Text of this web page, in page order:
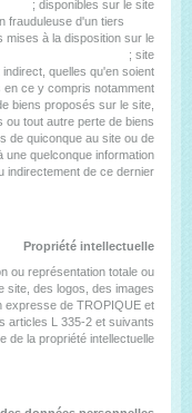
disponibles sur le site ;
frauduleuse d'un tiers
mises à la disposition sur le
site ;
quelles qu'en soient
ce y compris notamment
biens proposés sur le site,
ou tout autre perte de biens
de quiconque au site ou de
quelconque information
indirectement de ce dernier.
Propriété intellectuelle
ou représentation totale ou
site, des logos, des images
expresse de TROPIQUE et
articles L 335-2 et suivants
de la propriété intellectuelle.